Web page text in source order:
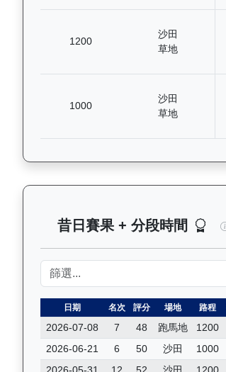
1200
沙田
草地
1000
沙田
草地
昔日賽果 + 分段時間
日期 名次 評分 場地 路程
2026-07-08 7 48 跑馬地 1200
2026-06-21
6 50 沙田 1000